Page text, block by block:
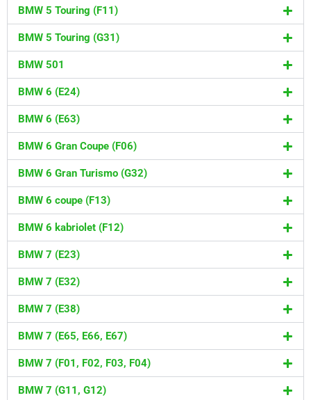
BMW 5 Touring (F11)
BMW 5 Touring (G31)
BMW 501
BMW 6 (E24)
BMW 6 (E63)
BMW 6 Gran Coupe (F06)
BMW 6 Gran Turismo (G32)
BMW 6 coupe (F13)
BMW 6 kabriolet (F12)
BMW 7 (E23)
BMW 7 (E32)
BMW 7 (E38)
BMW 7 (E65, E66, E67)
BMW 7 (F01, F02, F03, F04)
BMW 7 (G11, G12)